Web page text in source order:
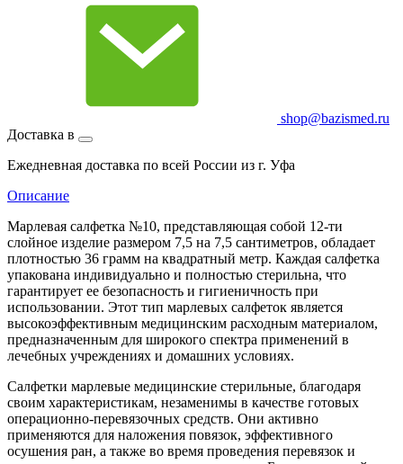
shop@bazismed.ru
Доставка в
Ежедневная доставка по всей России из г. Уфа
Описание
Марлевая салфетка №10, представляющая собой 12-ти
слойное изделие размером 7,5 на 7,5 сантиметров, обладает
плотностью 36 грамм на квадратный метр. Каждая салфетка
упакована индивидуально и полностью стерильна, что
гарантирует ее безопасность и гигиеничность при
использовании. Этот тип марлевых салфеток является
высокоэффективным медицинским расходным материалом,
предназначенным для широкого спектра применений в
лечебных учреждениях и домашних условиях.
Салфетки марлевые медицинские стерильные, благодаря
своим характеристикам, незаменимы в качестве готовых
операционно-перевязочных средств. Они активно
применяются для наложения повязок, эффективного
осушения ран, а также во время проведения перевязок и